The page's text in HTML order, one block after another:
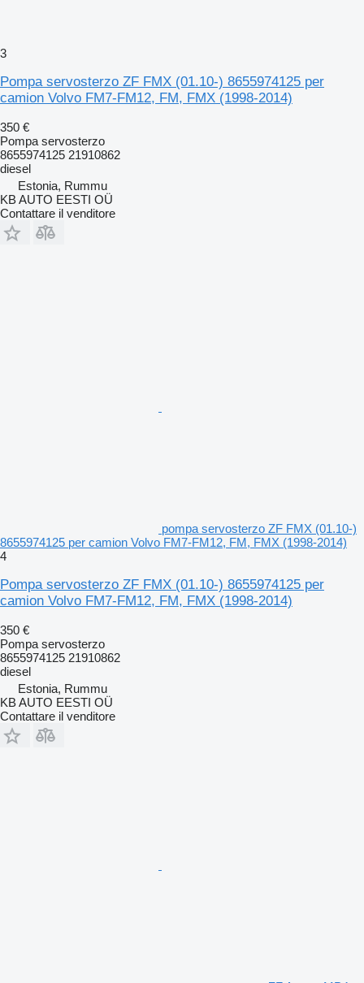
3
Pompa servosterzo ZF FMX (01.10-) 8655974125 per
camion Volvo FM7-FM12, FM, FMX (1998-2014)
350 €
Pompa servosterzo
8655974125 21910862
diesel
Estonia, Rummu
KB AUTO EESTI OÜ
Contattare il venditore
pompa servosterzo ZF FMX (01.10-)
8655974125 per camion Volvo FM7-FM12, FM, FMX (1998-2014)
4
Pompa servosterzo ZF FMX (01.10-) 8655974125 per
camion Volvo FM7-FM12, FM, FMX (1998-2014)
350 €
Pompa servosterzo
8655974125 21910862
diesel
Estonia, Rummu
KB AUTO EESTI OÜ
Contattare il venditore